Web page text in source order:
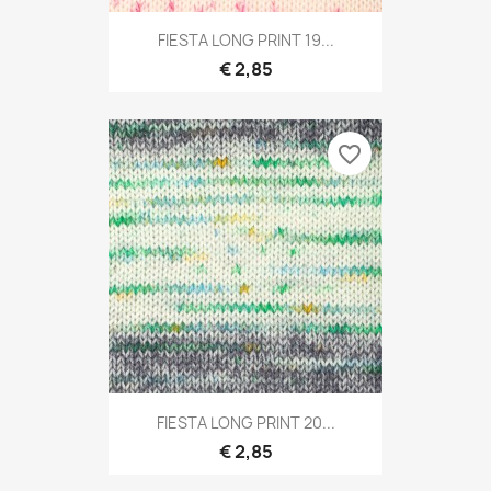
FIESTA LONG PRINT 19...
€ 2,85
FIESTA LONG PRINT 20...
€ 2,85
favorite_border